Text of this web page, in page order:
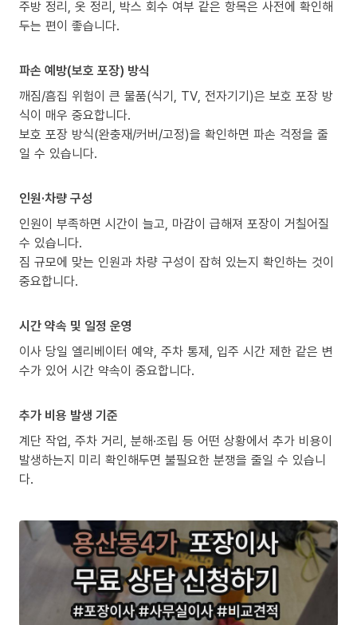
주방 정리, 옷 정리, 박스 회수 여부 같은 항목은 사전에 확인해
두는 편이 좋습니다.
파손 예방(보호 포장) 방식
깨짐/흠집 위험이 큰 물품(식기, TV, 전자기기)은 보호 포장 방
식이 매우 중요합니다.
보호 포장 방식(완충재/커버/고정)을 확인하면 파손 걱정을 줄
일 수 있습니다.
인원·차량 구성
인원이 부족하면 시간이 늘고, 마감이 급해져 포장이 거칠어질
수 있습니다.
짐 규모에 맞는 인원과 차량 구성이 잡혀 있는지 확인하는 것이
중요합니다.
시간 약속 및 일정 운영
이사 당일 엘리베이터 예약, 주차 통제, 입주 시간 제한 같은 변
수가 있어 시간 약속이 중요합니다.
추가 비용 발생 기준
계단 작업, 주차 거리, 분해·조립 등 어떤 상황에서 추가 비용이
발생하는지 미리 확인해두면 불필요한 분쟁을 줄일 수 있습니
다.